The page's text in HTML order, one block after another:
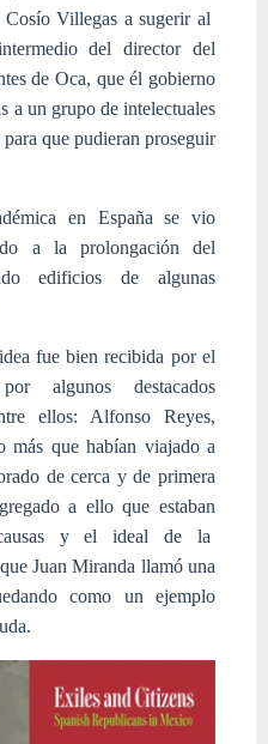
Villegas a sugerir al
del director del
de Oca, que él gobierno
a un grupo de intelectuales
que pudieran proseguir
en España se vio
a la prolongación del
edificios de algunas
fue bien recibida por el
algunos destacados
ellos: Alfonso Reyes,
más que habían viajado a
de cerca y de primera
a ello que estaban
y el ideal de la
Juan Miranda llamó una
como un ejemplo